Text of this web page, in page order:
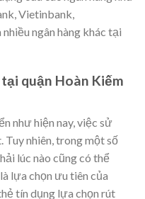
Vietinbank,
ngân hàng khác tại
quận Hoàn Kiếm
như hiện nay, việc sử
nhiên, trong một số
lúc nào cũng có thể
lựa chọn ưu tiên của
tín dụng lựa chọn rút